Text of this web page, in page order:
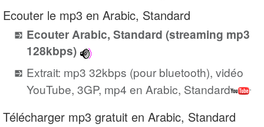
Ecouter le mp3 en Arabic, Standard
Ecouter Arabic, Standard (streaming mp3
128kbps)
Extrait: mp3 32kbps (pour bluetooth), vidéo
YouTube, 3GP, mp4 en Arabic, Standard
Télécharger mp3 gratuit en Arabic, Standard